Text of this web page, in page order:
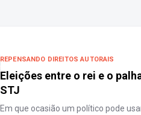
REPENSANDO DIREITOS AUTORAIS
Eleições entre o rei e o
STJ
Em que ocasião um político pode